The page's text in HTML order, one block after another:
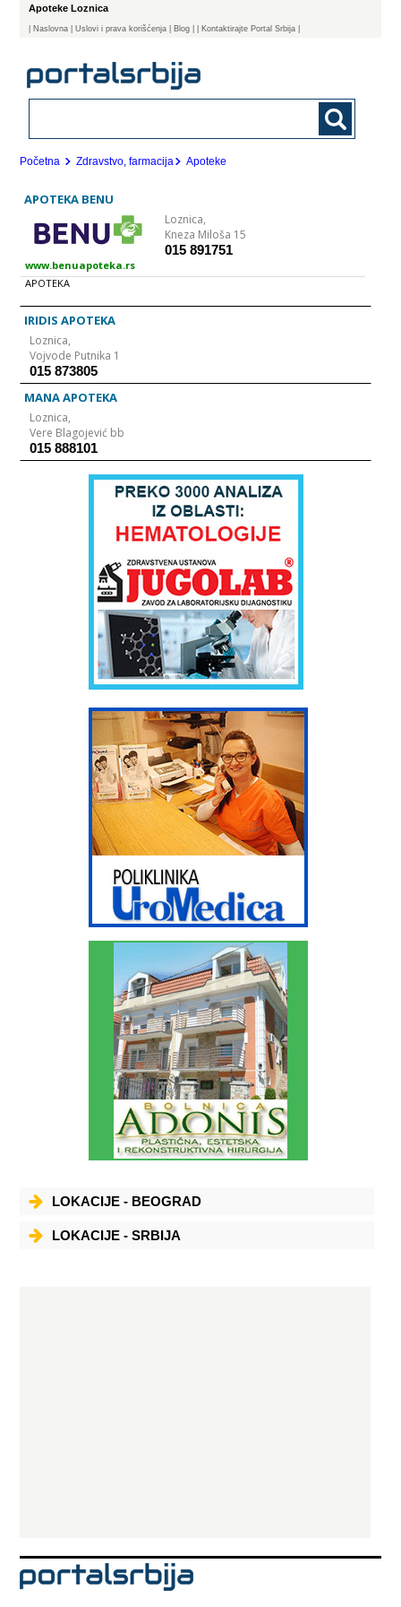
Apoteke Loznica
Naslovna | Uslovi i prava korišćenja Blog | Kontaktirajte Portal Srbija |
Početna Zdravstvo, farmacija Apoteke
APOTEKA BENU
Loznica,
Kneza Miloša 15
015 891751
www.benuapoteka.rs
APOTEKA
IRIDIS APOTEKA
Loznica,
Vojvode Putnika 1
015 873805
MANA APOTEKA
Loznica,
Vere Blagojević bb
015 888101
LOKACIJE - BEOGRAD
LOKACIJE - SRBIJA